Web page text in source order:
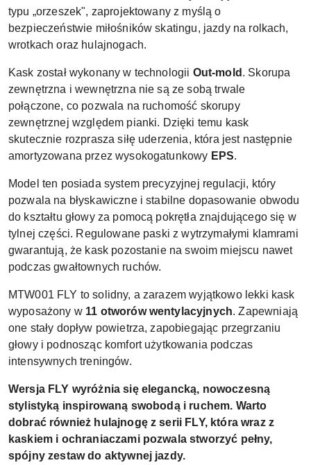
typu „orzeszek", zaprojektowany z myślą o
bezpieczeństwie miłośników skatingu, jazdy na rolkach,
wrotkach oraz hulajnogach.
Kask został wykonany w technologii Out-mold . Skorupa
zewnętrzna i wewnętrzna nie są ze sobą trwale
połączone, co pozwala na ruchomość skorupy
zewnętrznej względem pianki. Dzięki temu kask
skutecznie rozprasza siłę uderzenia, która jest następnie
amortyzowana przez wysokogatunkowy EPS.
Model ten posiada system precyzyjnej regulacji, który
pozwala na błyskawiczne i stabilne dopasowanie obwodu
do kształtu głowy za pomocą pokrętła znajdującego się w
tylnej części. Regulowane paski z wytrzymałymi klamrami
gwarantują, że kask pozostanie na swoim miejscu nawet
podczas gwałtownych ruchów.
MTW001 FLY to solidny, a zarazem wyjątkowo lekki kask
wyposażony w 11 otworów wentylacyjnych. Zapewniają
one stały dopływ powietrza, zapobiegając przegrzaniu
głowy i podnosząc komfort użytkowania podczas
intensywnych treningów.
Wersja FLY wyróżnia się elegancką, nowoczesną
stylistyką inspirowaną swobodą i ruchem. Warto
dobrać również hulajnogę z serii FLY, która wraz z
kaskiem i ochraniaczami pozwala stworzyć pełny,
spójny zestaw do aktywnej jazdy.